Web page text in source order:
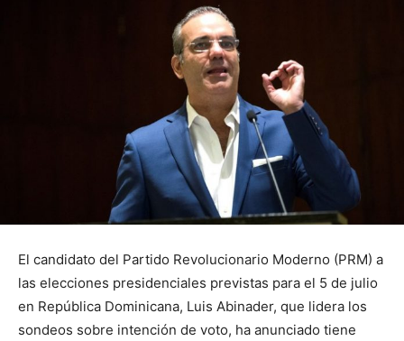
El candidato del Partido Revolucionario Moderno (PRM) a
las elecciones presidenciales previstas para el 5 de julio
en República Dominicana, Luis Abinader, que lidera los
sondeos sobre intención de voto, ha anunciado tiene